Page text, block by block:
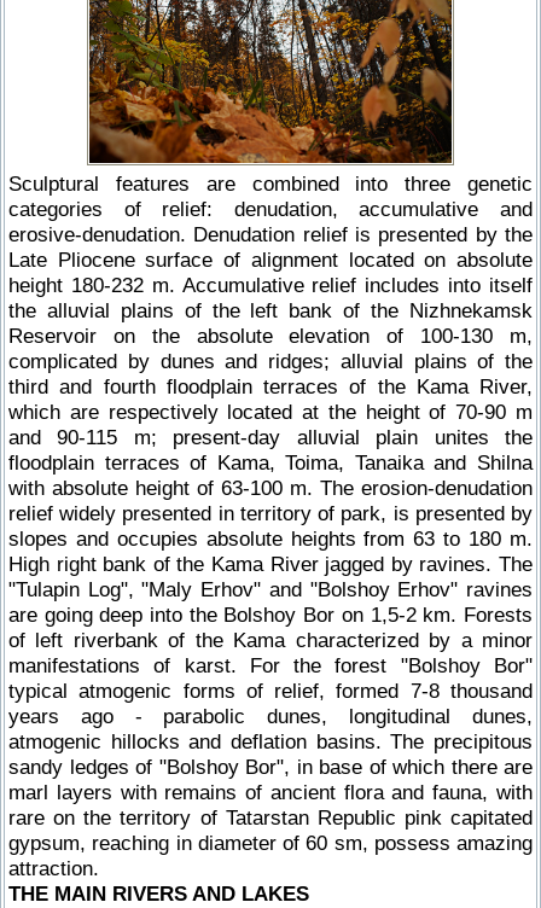
Sculptural features are combined into three genetic
categories of relief: denudation, accumulative and
erosive-denudation. Denudation relief is presented by the
Late Pliocene surface of alignment located on absolute
height 180-232 m. Accumulative relief includes into itself
the alluvial plains of the left bank of the Nizhnekamsk
Reservoir on the absolute elevation of 100-130 m,
complicated by dunes and ridges; alluvial plains of the
third and fourth floodplain terraces of the Kama River,
which are respectively located at the height of 70-90 m
and 90-115 m; present-day alluvial plain unites the
floodplain terraces of Kama, Toima, Tanaika and Shilna
with absolute height of 63-100 m. The erosion-denudation
relief widely presented in territory of park, is presented by
slopes and occupies absolute heights from 63 to 180 m.
High right bank of the Kama River jagged by ravines. The
"Tulapin Log", "Maly Erhov" and "Bolshoy Erhov" ravines
are going deep into the Bolshoy Bor on 1,5-2 km. Forests
of left riverbank of the Kama characterized by a minor
manifestations of karst. For the forest "Bolshoy Bor"
typical atmogenic forms of relief, formed 7-8 thousand
years ago - parabolic dunes, longitudinal dunes,
atmogenic hillocks and deflation basins. The precipitous
sandy ledges of "Bolshoy Bor", in base of which there are
marl layers with remains of ancient flora and fauna, with
rare on the territory of Tatarstan Republic pink capitated
gypsum, reaching in diameter of 60 sm, possess amazing
attraction.
THE MAIN RIVERS AND LAKES